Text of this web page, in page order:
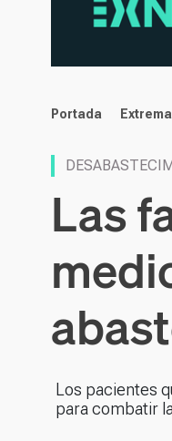
noticias
Portada
Las
Los pacientes
para combatir